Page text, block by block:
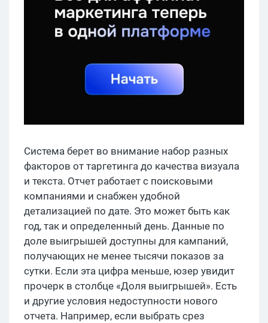
Система берет во внимание набор разных
факторов от таргетинга до качества визуала
и текста. Отчет работает с поисковыми
компаниями и снабжен удобной
детализацией по дате. Это может быть как
год, так и определенный день. Данные по
доле выигрышей доступны для кампаний,
получающих не менее тысячи показов за
сутки. Если эта цифра меньше, юзер увидит
прочерк в столбце «Доля выигрышей». Есть
и другие условия недоступности нового
отчета. Например, если выбрать срез